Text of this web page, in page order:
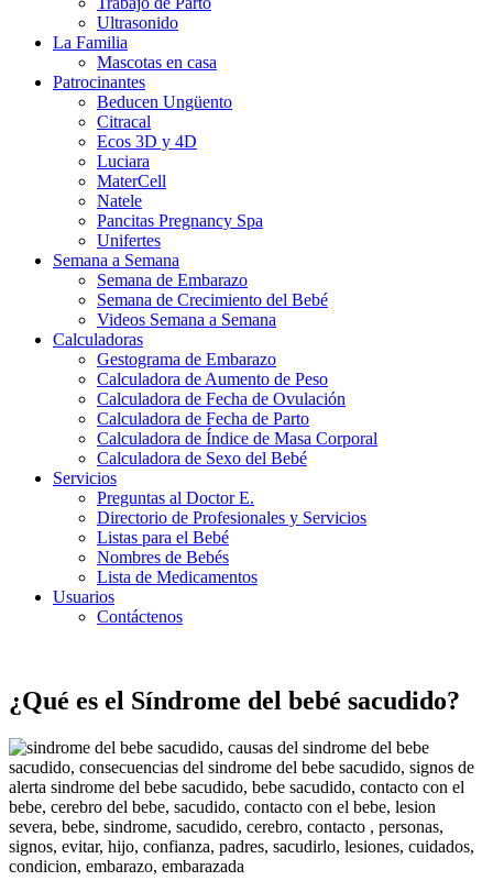
Ultrasonido
La Familia
Mascotas en casa
Patrocinantes
Beducen Ungüento
Citracal
Ecos 3D y 4D
Luciara
MaterCell
Natele
Pancitas Pregnancy Spa
Unifertes
Semana a Semana
Semana de Embarazo
Semana de Crecimiento del Bebé
Videos Semana a Semana
Calculadoras
Gestograma de Embarazo
Calculadora de Aumento de Peso
Calculadora de Fecha de Ovulación
Calculadora de Fecha de Parto
Calculadora de Índice de Masa Corporal
Calculadora de Sexo del Bebé
Servicios
Preguntas al Doctor E.
Directorio de Profesionales y Servicios
Listas para el Bebé
Nombres de Bebés
Lista de Medicamentos
Usuarios
Contáctenos
¿Qué es el Síndrome del bebé sacudido?